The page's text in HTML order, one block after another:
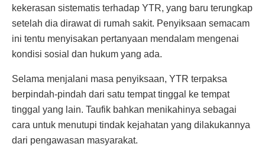
kekerasan sistematis terhadap YTR, yang baru terungkap
setelah dia dirawat di rumah sakit. Penyiksaan semacam
ini tentu menyisakan pertanyaan mendalam mengenai
kondisi sosial dan hukum yang ada.
Selama menjalani masa penyiksaan, YTR terpaksa
berpindah-pindah dari satu tempat tinggal ke tempat
tinggal yang lain. Taufik bahkan menikahinya sebagai
cara untuk menutupi tindak kejahatan yang dilakukannya
dari pengawasan masyarakat.